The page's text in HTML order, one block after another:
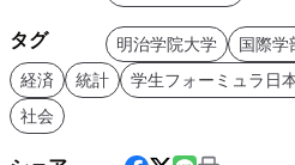
タグ 明治学院大学 国際学
経済
統計 学生フォーミュラ日
社会